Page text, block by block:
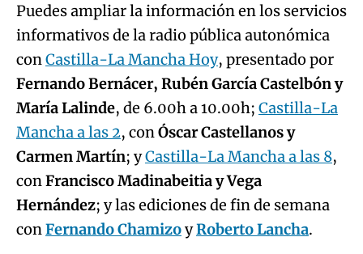
Puedes ampliar la información en los servicios
informativos de la radio pública autonómica
conCastilla-La Mancha Hoy, presentado por
Fernando Bernácer, Rubén García Castelbón y
María Lalinde, de 6.00h a 10.00h; Castilla-La
Mancha a las 2, conÓscar Castellanos y
Carmen Martín; yCastilla-La Mancha a las 8,
conFrancisco Madinabeitia y Vega
Hernández; y las ediciones de fin de semana
conFernando ChamizoyRoberto Lancha.